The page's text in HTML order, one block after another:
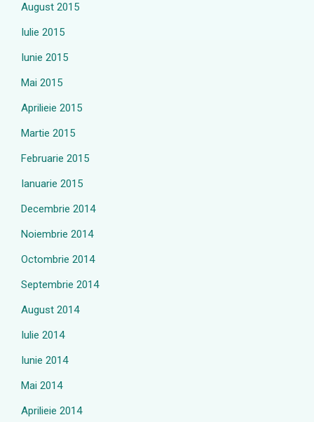
August 2015
Iulie 2015
Iunie 2015
Mai 2015
Aprilieie 2015
Martie 2015
Februarie 2015
Ianuarie 2015
Decembrie 2014
Noiembrie 2014
Octombrie 2014
Septembrie 2014
August 2014
Iulie 2014
Iunie 2014
Mai 2014
Aprilieie 2014